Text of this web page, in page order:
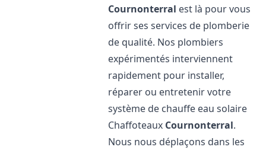
Cournonterral est là pour vous
offrir ses services de plomberie
de qualité. Nos plombiers
expérimentés interviennent
rapidement pour installer,
réparer ou entretenir votre
système de chauffe eau solaire
Chaffoteaux Cournonterral.
Nous nous déplaçons dans les